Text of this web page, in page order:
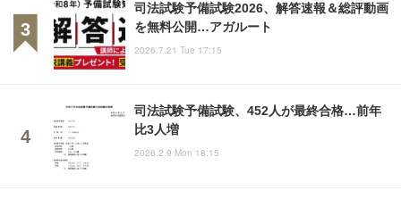
司法試験予備試験2026、解答速報＆総評動画
を無料公開…アガルート
2026.7.21 Tue 17:15
司法試験予備試験、452人が最終合格…前年
比3人増
2026.2.9 Mon 18:15